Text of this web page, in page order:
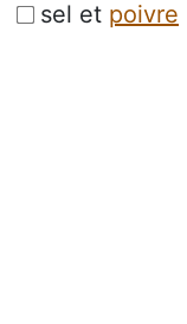
sel et poivre